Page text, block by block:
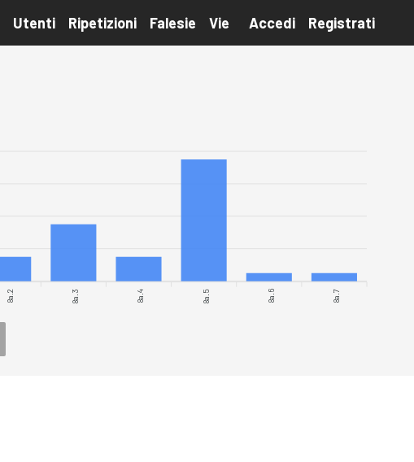
Utenti Ripetizioni Falesie Vie Accedi Registrati
8a.2 8a.3 8a.4 8a.5 8a.6 8a.7